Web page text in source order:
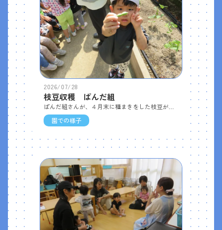
2026/07/28
枝豆収穫 ぱんだ組
園での様子